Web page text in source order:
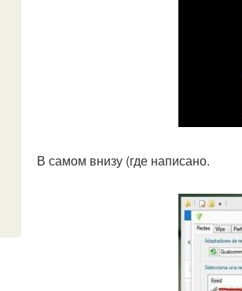
В самом внизу (где написано.